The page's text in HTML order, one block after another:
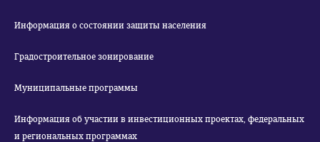
Информация о состоянии защиты населения
Градостроительное зонирование
Муниципальные программы
Информация об участии в инвестиционных проектах, федеральных
и региональных программах